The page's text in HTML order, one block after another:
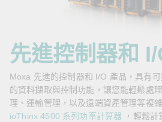
絡我們
Zone
Moxa
先進控制器和 I/
Moxa 先進的控制器和 I/O 產品，具有
的資料擷取與控制功能，讓您能輕鬆處
理、運輸管理，以及遠端資產管理等複
ioThinx 4500 系列功率計算器 ，輕鬆